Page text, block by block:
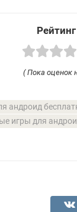
Рейтинг
( Пока оценок
андроид
игры для